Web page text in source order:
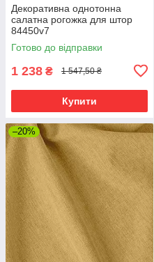
Декоративна однотонна
салатна рогожка для штор
84450v7
Готово до відправки
1 238 ₴ 1 547,50 ₴
Купити
–20%